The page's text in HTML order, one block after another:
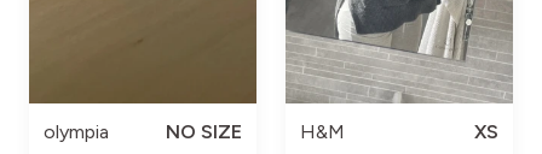
olympia
NO SIZE
H&M
XS